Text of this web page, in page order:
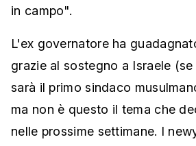
in campo".
L'ex governatore ha
grazie al sostegno a Israele
sarà il primo sindaco
ma non è questo il tema che
nelle prossime settimane. I